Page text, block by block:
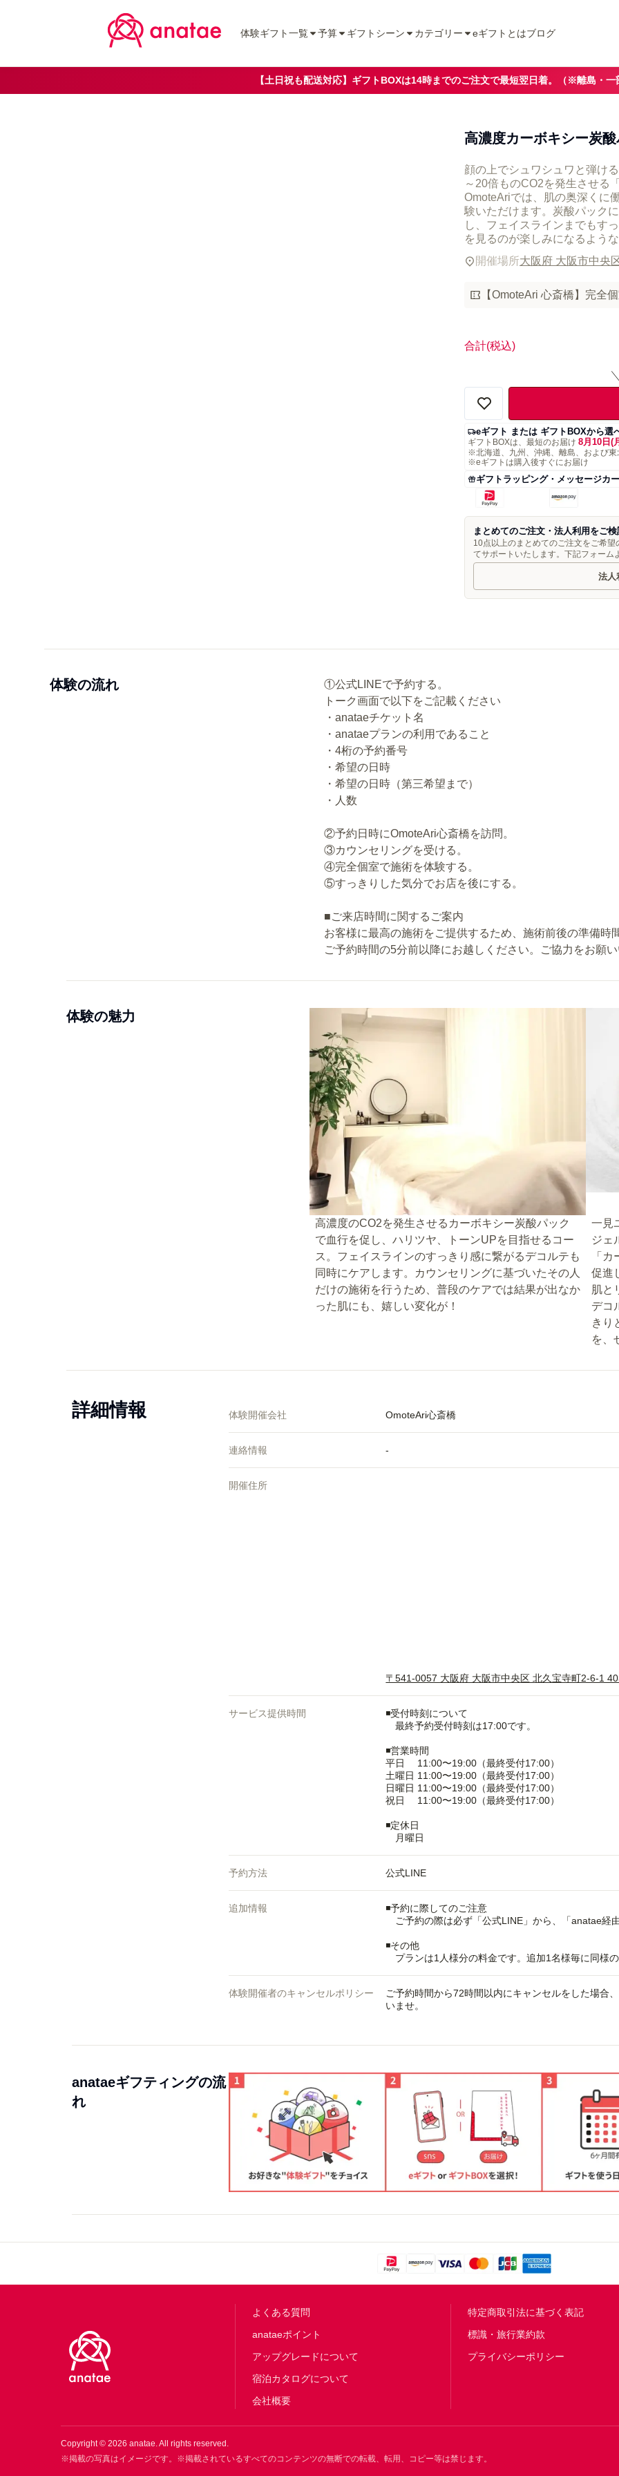
体験ギフト一覧 予算 ギフトシーン カテゴリー eギフトとはブログ
【土日祝も配送対応】ギフトBOXは14時までのご注文で最短翌日着。（※離島・一
高濃度カーボキシー炭
顔の上でシュワシュワと弾け
～20倍ものCO2を発生させる
OmoteAriでは、肌の奥深くに
験いただけます。炭酸パック
し、フェイスラインまでもす
を見るのが楽しみになるよう
開催場所大阪府 大阪市中央
【OmoteAri 心斎橋】完全
合計(税込)
eギフト または ギフトBOXから選
ギフトBOXは、最短のお届け 8月10日(
※北海道、九州、沖縄、離島、および
※eギフトは購入後すぐにお届け
ギフトラッピング・メッセージカ
まとめてのご注文・法人利用をご
10点以上のまとめてのご注文をご希
てサポートいたします。下記フォーム
法人
体験の流れ
①公式LINEで予約する。
トーク画面で以下をご記載ください
・anataeチケット名
・anataeプランの利用であること
・4桁の予約番号
・希望の日時
・希望の日時（第三希望まで）
・人数
②予約日時にOmoteAri心斎橋を訪問。
③カウンセリングを受ける。
④完全個室で施術を体験する。
⑤すっきりした気分でお店を後にする。
■ご来店時間に関するご案内
お客様に最高の施術をご提供するため、施術前後の準備時
ご予約時間の5分前以降にお越しください。ご協力をお願
体験の魅力
高濃度のCO2を発生させるカーボキシー炭酸パック
で血行を促し、ハリツヤ、トーンUPを目指せるコー
ス。フェイスラインのすっきり感に繋がるデコルテも
同時にケアします。カウンセリングに基づいたその人
だけの施術を行うため、普段のケアでは結果が出なか
った肌にも、嬉しい変化が！
一見
ジェ
「
促進
肌と
デコ
きり
を、
詳細情報 体験開催会社 OmoteAri心斎橋
連絡情報 -
開催住所
〒541-0057 大阪府 大阪市中央区 北久宝寺町2-6-1
サービス提供時間
◾️受付時刻について
最終予約受付時刻は17:00です。
◾️営業時間
平日 11:00〜19:00（最終受付17:00）
土曜日 11:00〜19:00（最終受付17:00）
日曜日 11:00〜19:00（最終受付17:00）
祝日 11:00〜19:00（最終受付17:00）
◾️定休日
月曜日
予約方法 公式LINE
追加情報
◾️予約に際してのご注意
ご予約の際は必ず「公式LINE」から、「anatae経
◾️その他
プランは1人様分の料金です。追加1名様毎に同様
体験開催者のキャンセルポリシー
ご予約時間から72時間以内にキャンセルをした場合
いませ。
anataeギフティングの流
れ
よくある質問
anataeポイント
アップグレードについて
宿泊カタログについて
会社概要
特定商取引法に基づく表記
標識・旅行業約款
プライバシーポリシー
Copyright © 2026 anatae. All rights reserved.
※掲載の写真はイメージです。※掲載されているすべてのコンテンツの無断での転載、転用、コピー等は禁じます。